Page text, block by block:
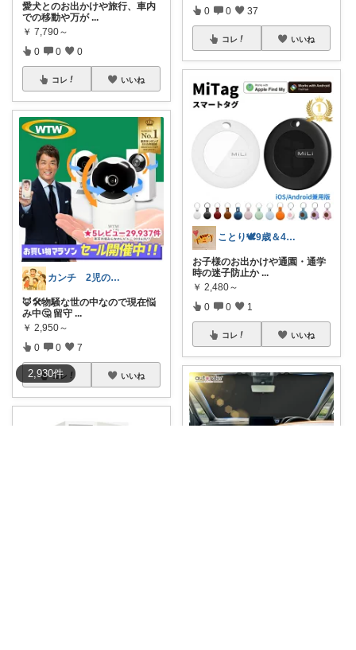
2,930件
愛犬とのお出かけや旅行、車内
での移動や万が ...
￥ 7,790～
0 0 0
コレ いいね
カンチ 2児のパパ👨
🦊🛠️物騒な世の中なので現在悩
み中🤔 留守 ...
￥ 2,950～
0 0 7
コレ いいね
0 0 37
コレ いいね
ことり🕊️9歳＆4歳の姉妹ママ
お子様のお出かけや通園・通学
時の迷子防止か ...
￥ 2,480～
0 0 1
コレ いいね